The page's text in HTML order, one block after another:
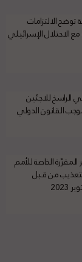
الالتزامات
مع الاحتلال الإسرائيلي
الراسخ للاجئين
القانون الدولي
الخاصة للأمم
من قبل